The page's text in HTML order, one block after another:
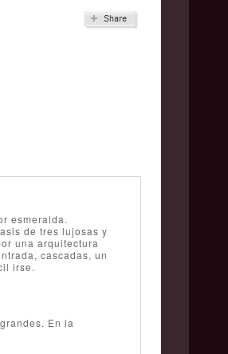
esmeralda.
de tres lujosas y
una arquitectura
cascadas, un
irse.
En la